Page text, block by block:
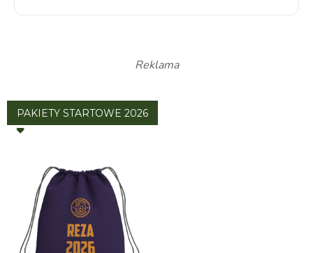
Reklama
PAKIETY STARTOWE 2026